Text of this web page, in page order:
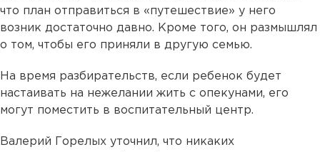
что ‎план отправиться в «‎путешествие»‎ у него
возник достаточно давно. Кроме того, он размышлял
о том, чтобы его приняли в другую семью.
На время разбирательств, если ребенок будет
настаивать на нежелании жить с опекунами, его
могут поместить в воспитательный центр.
Валерий Горелых уточнил, что никаких